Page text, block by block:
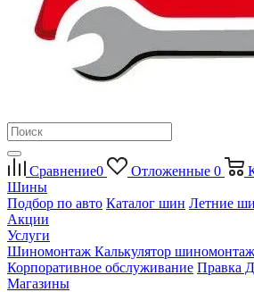
Сравнение0 Отложенные 0
Шины
Подбор по авто Каталог шин Летние
Акции
Услуги
Шиномонтаж Калькулятор
Корпоративное обслуживание Правка
Магазины